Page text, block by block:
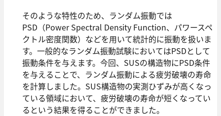
そのような特性のため、ランダム振動では
PSD（Power Spectral Density Function、パワースペ
クトル密度関数）などを用いて統計的に振動を扱いま
す。一般的なランダム振動試験においてはPSDとして
振動条件を与えます。今回、SUSの構造物にPSD条件
を与えることで、ランダム振動による疲労破壊の寿命
を計算しました。SUS構造物の実測ひずみが高くなっ
ている領域において、疲労破壊の寿命が短くなってい
るという結果を得ることができました。